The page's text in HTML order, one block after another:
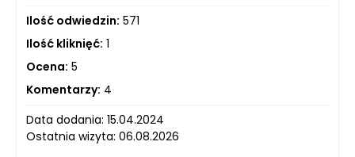
Ilość odwiedzin: 571
Ilość kliknięć: 1
Ocena: 5
Komentarzy: 4
Data dodania: 15.04.2024
Ostatnia wizyta: 06.08.2026